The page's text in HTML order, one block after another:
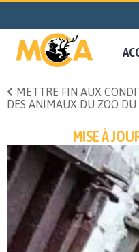
METTRE FIN AUX
DES ANIMAUX DU ZOO DU
MISE À